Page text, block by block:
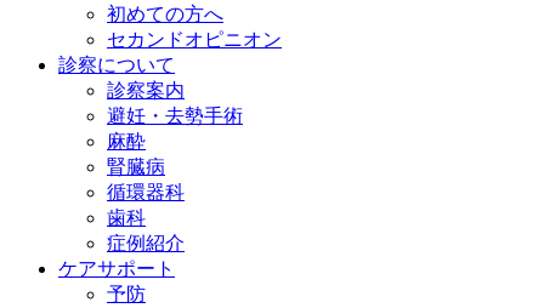
初めての方へ
セカンドオピニオン
診察について
診察案内
避妊・去勢手術
麻酔
腎臓病
循環器科
歯科
症例紹介
ケアサポート
予防